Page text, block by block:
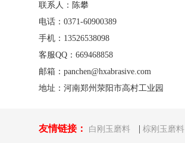
联系人：陈攀
电话：0371-60900389
手机：13526538098
客服QQ：669468858
邮箱：panchen@hxabrasive.com
地址：河南郑州荥阳市高村工业园
友情链接： 白刚玉磨料 | 棕刚玉磨料